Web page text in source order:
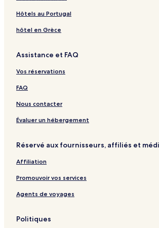
d
e
s
o
l
e
s
g
a
n
e
u
a
P
c
A
l
l
I
c
s
v
e
a
h
l
N
z
a
m
a
n
u
i
k
a
i
a
Hôtels au Portugal
hôtel en Grèce
Assistance et FAQ
Vos réservations
FAQ
Nous contacter
Évaluer un hébergement
Réservé aux fournisseurs, affiliés et
Affiliation
Promouvoir vos services
Agents de voyages
Politiques